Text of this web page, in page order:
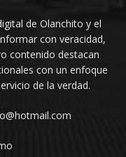
de Olanchito y el
con veracidad,
contenido destacan
con un enfoque
de la verdad.